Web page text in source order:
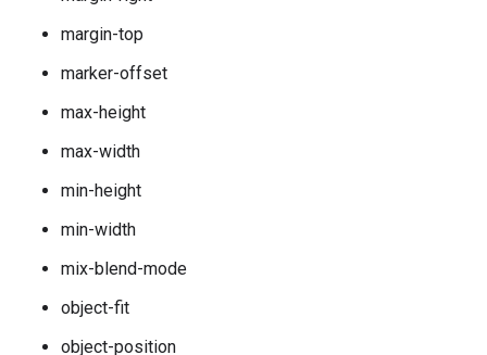
margin-top
marker-offset
max-height
max-width
min-height
min-width
mix-blend-mode
object-fit
object-position